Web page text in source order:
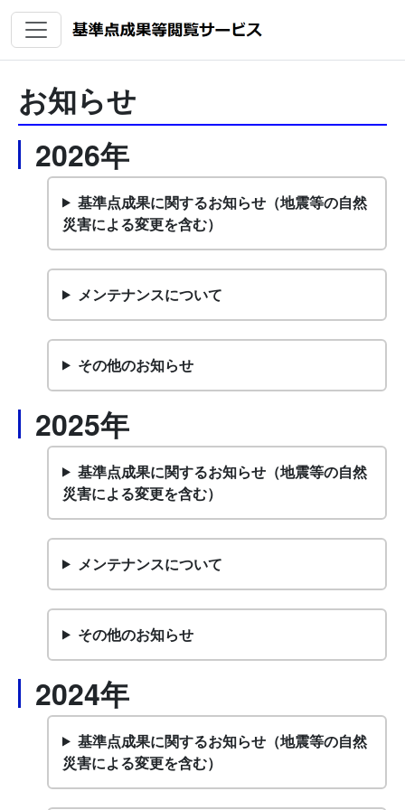
お知らせ
2026年
基準点成果に関するお知らせ（地震等の自然
災害による変更を含む）
メンテナンスについて
その他のお知らせ
2025年
基準点成果に関するお知らせ（地震等の自然
災害による変更を含む）
メンテナンスについて
その他のお知らせ
2024年
基準点成果に関するお知らせ（地震等の自然
災害による変更を含む）